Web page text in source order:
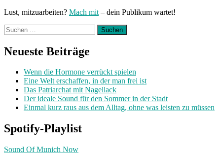
Lust, mitzuarbeiten? Mach mit – dein Publikum wartet!
Suchen
nach:
Neueste Beiträge
Wenn die Hormone verrückt spielen
Eine Welt erschaffen, in der man frei ist
Das Patriarchat mit Nagellack
Der ideale Sound für den Sommer in der Stadt
Einmal kurz raus aus dem Alltag, ohne was leisten zu müssen
Spotify-Playlist
Sound Of Munich Now